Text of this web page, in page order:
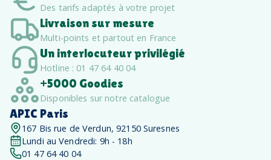
Des tarifs adaptés à votre projet
Livraison sur mesure
Multi-points et partout en France
Un interlocuteur privilégié
Hotline : 01 47 64 40 04
+5000 Goodies
Disponibles sur notre catalogue
APIC Paris
167 Bis rue de Verdun, 92150 Suresnes
Lundi au Vendredi: 9h - 18h
01 47 64 40 04